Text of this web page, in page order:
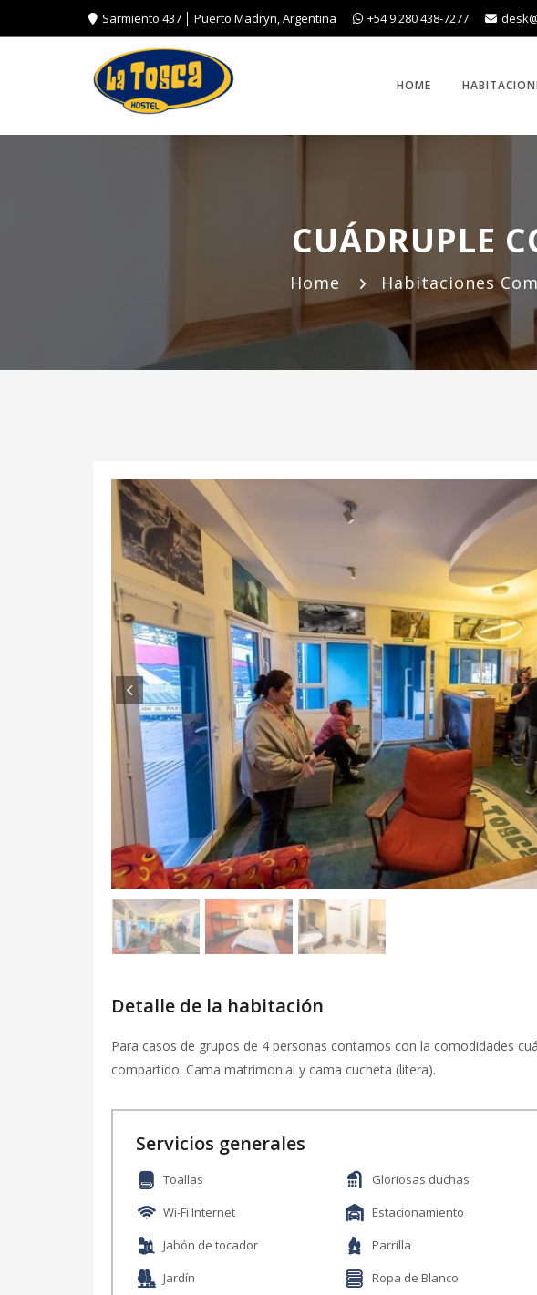
Sarmiento 437 │ Puerto Madryn, Argentina +54 9 280 438-7277
HOME
CUÁDRUPLE
Home Habitaciones
Anterior
Detalle de la habitación
Para casos de grupos de 4 personas contamos con la comodidades
compartido. Cama matrimonial y cama cucheta (litera).
Servicios generales
Toallas Gloriosas duchas
Wi-Fi Internet
Estacionamiento
Jabón de tocador
Parrilla
Jardín
Ropa de Blanco